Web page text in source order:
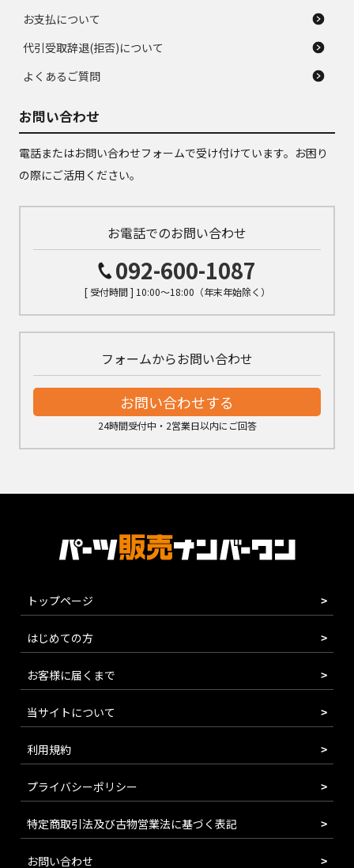
お支払について
代引受取辞退(拒否)について
よくあるご質問
お問い合わせ
電話またはお問い合わせフォームで受け付けています。お困り
の際にご活用ください。
お電話でのお問い合わせ
092-600-1087
[ 受付時間 ] 10:00～18:00（年末年始除く）
フォームからお問い合わせ
お問い合わせする
24時間受付中・2営業日以内にご回答
トップページ
はじめての方
お客様に届くまで
当サイトについて
利用規約
プライバシーポリシー
特定商取引法及び古物営業法に基づく表記
お問い合わせ